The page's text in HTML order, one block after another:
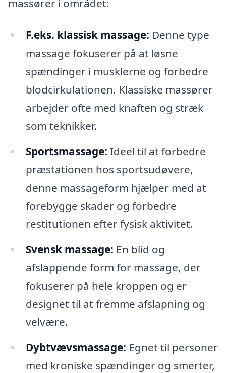
massører i området:
F.eks. klassisk massage: Denne type
massage fokuserer på at løsne
spændinger i musklerne og forbedre
blodcirkulationen. Klassiske massører
arbejder ofte med knaften og stræk
som teknikker.
Sportsmassage: Ideel til at forbedre
præstationen hos sportsudøvere,
denne massageform hjælper med at
forebygge skader og forbedre
restitutionen efter fysisk aktivitet.
Svensk massage: En blid og
afslappende form for massage, der
fokuserer på hele kroppen og er
designet til at fremme afslapning og
velvære.
Dybtvævsmassage: Egnet til personer
med kroniske spændinger og smerter,